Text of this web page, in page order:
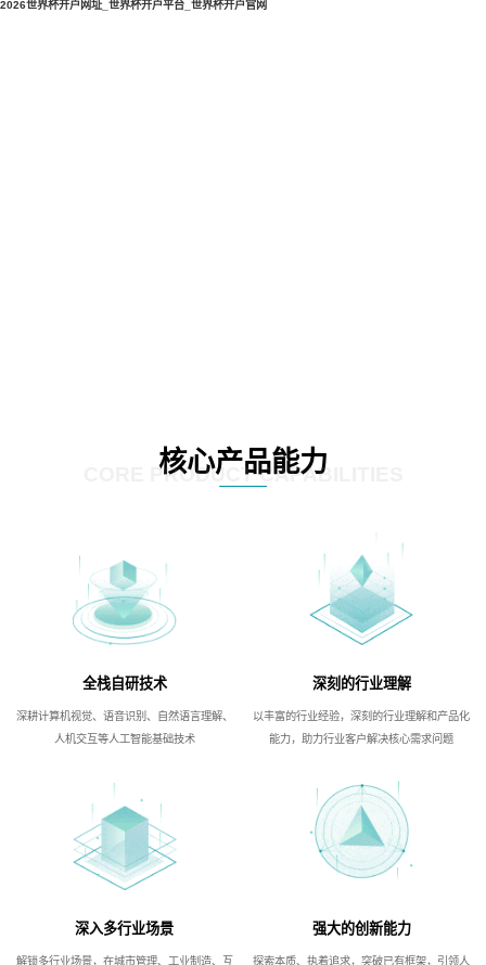
2026世界杯开户网址_世界杯开户平台_世界杯开户官网
核心产品能力
CORE PRODUCT CAPABILITIES
全栈自研技术
深耕计算机视觉、语音识别、自然语言理解、
人机交互等人工智能基础技术
深刻的行业理解
以丰富的行业经验，深刻的行业理解和产品化
能力，助力行业客户解决核心需求问题
深入多行业场景
解锁多行业场景，在城市管理、工业制造、互
强大的创新能力
探索本质、执着追求，突破已有框架，引领人